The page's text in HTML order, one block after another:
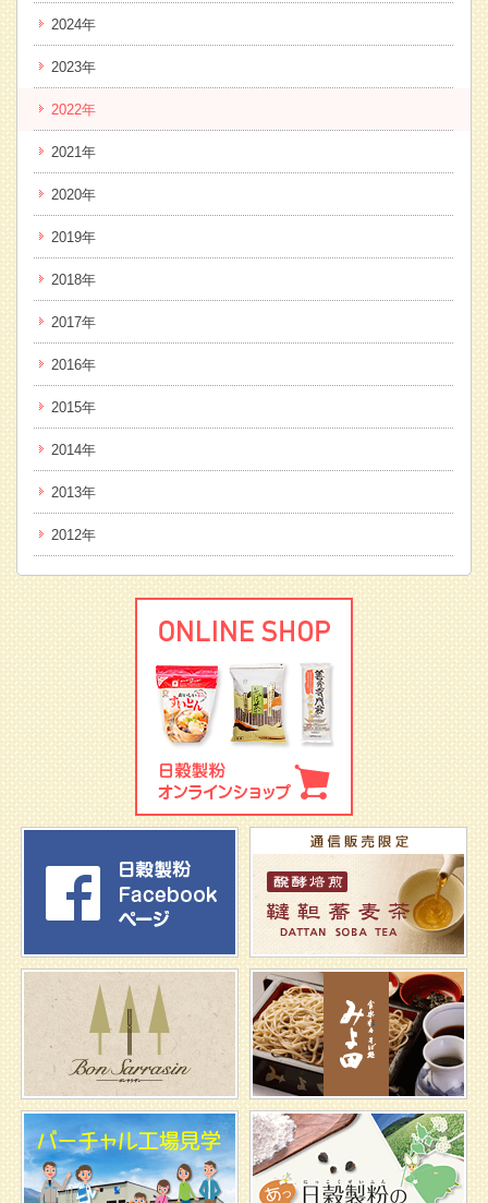
2024年
2023年
2022年
2021年
2020年
2019年
2018年
2017年
2016年
2015年
2014年
2013年
2012年